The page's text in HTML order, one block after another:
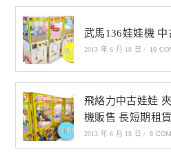
武馬136娃娃機
2013 年 6 月 18 日 / 10
飛絡力中古娃娃
機販售 長短期租賃
2013 年 6 月 18 日 / 8